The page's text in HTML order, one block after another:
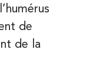
de
de la